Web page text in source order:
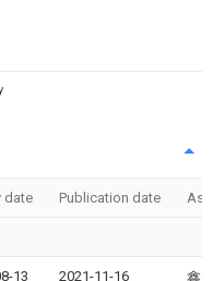
date Publication date
13 2021-11-16 鑫磊